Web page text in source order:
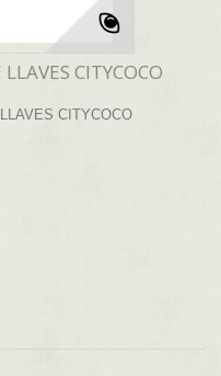
CITYCOCO
CITYCOCO